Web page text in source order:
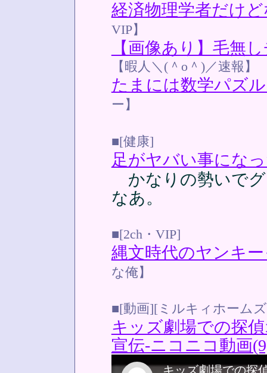
経済物理学者だけ
VIP】
【画像あり】毛無
【暇人＼(＾o＾)／速報】
たまには数学パズ
ー】
■[健康]
足がヤバい事にな
かなりの勢いでグ
なあ。
■[2ch・VIP]
縄文時代のヤンキ
な俺】
■[動画][ミルキィホーム
キッズ劇場での探
宣伝‐ニコニコ動画